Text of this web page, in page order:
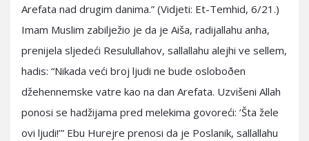
Arefata nad drugim danima.” (Vidjeti: Et-Temhid, 6/21.)
Imam Muslim zabilježio je da je Aiša, radijallahu anha,
prenijela sljedeći Resulullahov, sallallahu alejhi ve sellem,
hadis: “Nikada veći broj ljudi ne bude osloboðen
džehennemske vatre kao na dan Arefata. Uzvišeni Allah
ponosi se hadžijama pred melekima govoreći: ’Šta žele
ovi ljudi!’” Ebu Hurejre prenosi da je Poslanik, sallallahu